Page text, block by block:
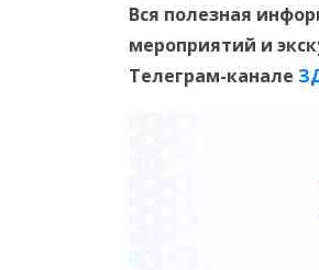
Вся полезная
мероприятий и
Телеграм-канале